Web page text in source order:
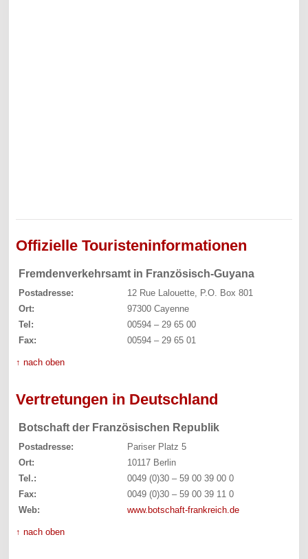
Offizielle Touristeninformationen
Fremdenverkehrsamt in Französisch-Guyana
Postadresse:
12 Rue Lalouette, P.O. Box 801
Ort:
97300 Cayenne
Tel:
00594 – 29 65 00
Fax:
00594 – 29 65 01
↑ nach oben
Vertretungen in Deutschland
Botschaft der Französischen Republik
Postadresse:
Pariser Platz 5
Ort:
10117 Berlin
Tel.:
0049 (0)30 – 59 00 39 00 0
Fax:
0049 (0)30 – 59 00 39 11 0
Web:
www.botschaft-frankreich.de
↑ nach oben